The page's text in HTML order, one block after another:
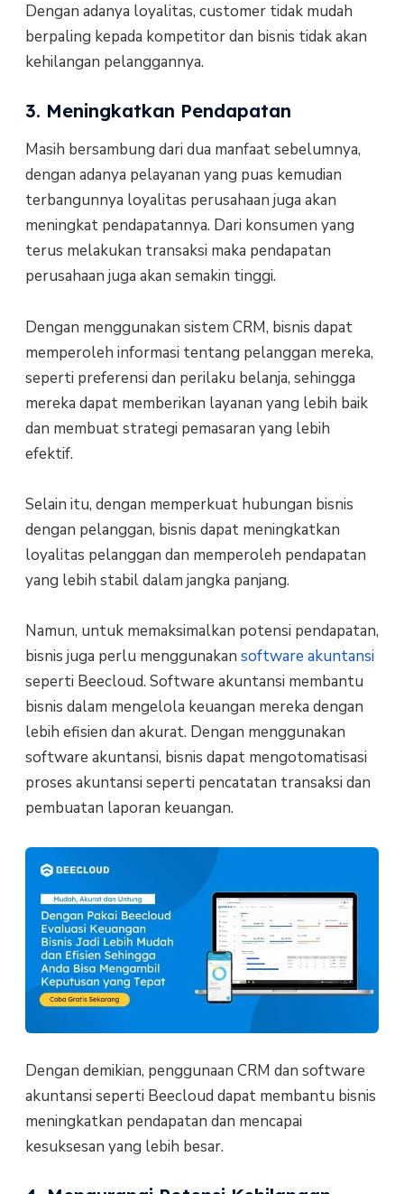
Dengan adanya loyalitas, customer tidak mudah
berpaling kepada kompetitor dan bisnis tidak akan
kehilangan pelanggannya.
3. Meningkatkan Pendapatan
Masih bersambung dari dua manfaat sebelumnya,
dengan adanya pelayanan yang puas kemudian
terbangunnya loyalitas perusahaan juga akan
meningkat pendapatannya. Dari konsumen yang
terus melakukan transaksi maka pendapatan
perusahaan juga akan semakin tinggi.
Dengan menggunakan sistem CRM, bisnis dapat
memperoleh informasi tentang pelanggan mereka,
seperti preferensi dan perilaku belanja, sehingga
mereka dapat memberikan layanan yang lebih baik
dan membuat strategi pemasaran yang lebih
efektif.
Selain itu, dengan memperkuat hubungan bisnis
dengan pelanggan, bisnis dapat meningkatkan
loyalitas pelanggan dan memperoleh pendapatan
yang lebih stabil dalam jangka panjang.
Namun, untuk memaksimalkan potensi pendapatan,
bisnis juga perlu menggunakan software akuntansi
seperti Beecloud. Software akuntansi membantu
bisnis dalam mengelola keuangan mereka dengan
lebih efisien dan akurat. Dengan menggunakan
software akuntansi, bisnis dapat mengotomatisasi
proses akuntansi seperti pencatatan transaksi dan
pembuatan laporan keuangan.
Dengan demikian, penggunaan CRM dan software
akuntansi seperti Beecloud dapat membantu bisnis
meningkatkan pendapatan dan mencapai
kesuksesan yang lebih besar.